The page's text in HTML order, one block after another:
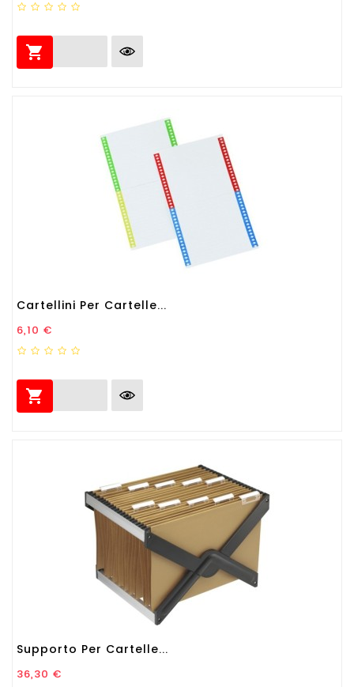

Cartellini Per Cartelle...
Prezzo
6,10 €

Supporto Per Cartelle...
Prezzo
36,30 €